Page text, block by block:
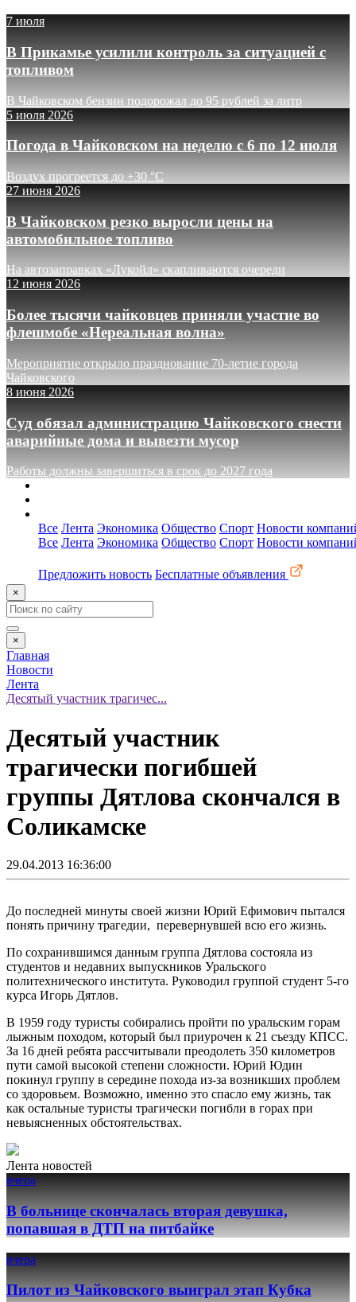
7 июля
В Прикамье усилили контроль за ситуацией с
топливом
В Чайковском бензин подорожал до 95 рублей за литр
5 июля 2026
Погода в Чайковском на неделю с 6 по 12 июля
Воздух прогреется до +30 °C
27 июня 2026
В Чайковском резко выросли цены на
автомобильное топливо
На автозаправках «Лукойл» скапливаются очереди
12 июня 2026
Более тысячи чайковцев приняли участие во
флешмобе «Нереальная волна»
Мероприятие открыло празднование 70-летие города
Чайковского
8 июня 2026
Суд обязал администрацию Чайковского снести
аварийные дома и вывезти мусор
Работы должны завершиться в срок до 2027 года
Все Лента Экономика Общество Спорт Новости
Все Лента Экономика Общество Спорт Новости
Предложить новость Бесплатные объявления
×
×
Главная
Новости
Лента
Десятый участник трагичес...
Десятый участник
трагически погибшей
группы Дятлова скончался в
Соликамске
29.04.2013 16:36:00
До последней минуты своей жизни Юрий Ефимович пытался
понять причину трагедии, перевернувшей всю его жизнь.
По сохранившимся данным группа Дятлова состояла из
студентов и недавних выпускников Уральского
политехнического института. Руководил группой студент 5-го
курса Игорь Дятлов.
В 1959 году туристы собирались пройти по уральским горам
лыжным походом, который был приурочен к 21 съезду КПСС.
За 16 дней ребята рассчитывали преодолеть 350 километров
пути самой высокой степени сложности. Юрий Юдин
покинул группу в середине похода из-за возникших проблем
со здоровьем. Возможно, именно это спасло ему жизнь, так
как остальные туристы трагически погибли в горах при
невыясненных обстоятельствах.
Лента новостей
вчера
В больнице скончалась вторая девушка,
попавшая в ДТП на питбайке
вчера
Пилот из Чайковского выиграл этап Кубка